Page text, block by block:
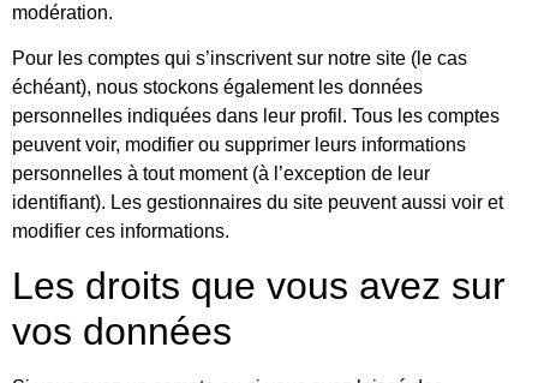
modération.
Pour les comptes qui s’inscrivent sur notre site (le cas
échéant), nous stockons également les données
personnelles indiquées dans leur profil. Tous les comptes
peuvent voir, modifier ou supprimer leurs informations
personnelles à tout moment (à l’exception de leur
identifiant). Les gestionnaires du site peuvent aussi voir et
modifier ces informations.
Les droits que vous avez sur
vos données